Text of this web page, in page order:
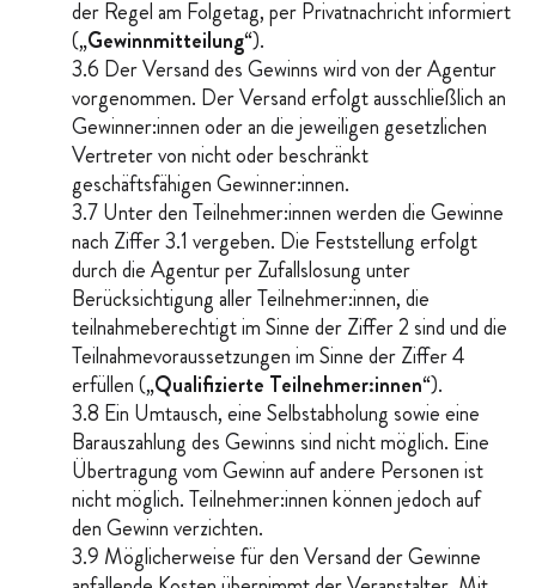
der Regel am Folgetag, per Privatnachricht informiert
(„Gewinnmitteilung“).
3.6 Der Versand des Gewinns wird von der Agentur
vorgenommen. Der Versand erfolgt ausschließlich an
Gewinner:innen oder an die jeweiligen gesetzlichen
Vertreter von nicht oder beschränkt
geschäftsfähigen Gewinner:innen.
3.7 Unter den Teilnehmer:innen werden die Gewinne
nach Ziffer 3.1 vergeben. Die Feststellung erfolgt
durch die Agentur per Zufallslosung unter
Berücksichtigung aller Teilnehmer:innen, die
teilnahmeberechtigt im Sinne der Ziffer 2 sind und die
Teilnahmevoraussetzungen im Sinne der Ziffer 4
erfüllen („Qualifizierte Teilnehmer:innen“).
3.8 Ein Umtausch, eine Selbstabholung sowie eine
Barauszahlung des Gewinns sind nicht möglich. Eine
Übertragung vom Gewinn auf andere Personen ist
nicht möglich. Teilnehmer:innen können jedoch auf
den Gewinn verzichten.
3.9 Möglicherweise für den Versand der Gewinne